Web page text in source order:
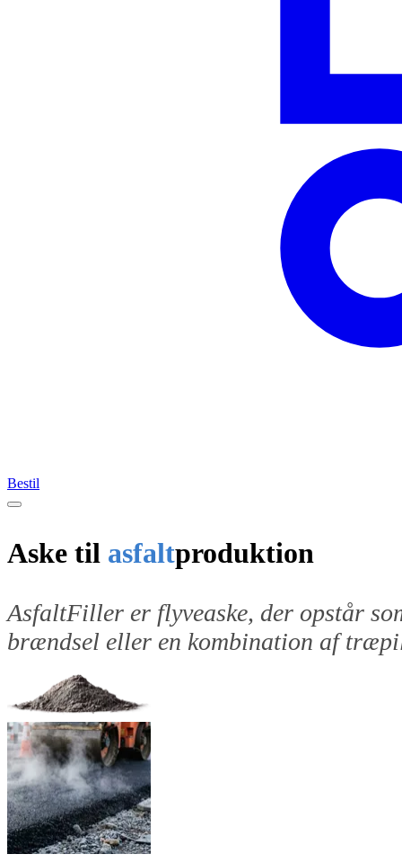
Bestil
Aske til asfaltproduktion
AsfaltFiller er flyveaske, der opstår
brændsel eller en kombination af